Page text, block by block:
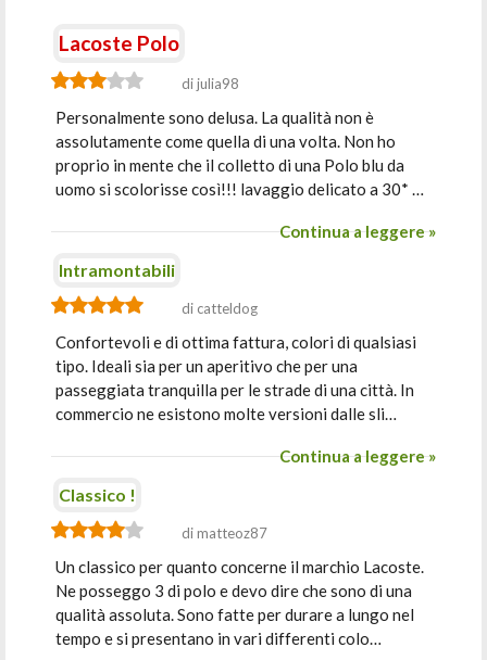
Lacoste Polo
di julia98
Personalmente sono delusa. La qualità non è
assolutamente come quella di una volta. Non ho
proprio in mente che il colletto di una Polo blu da
uomo si scolorisse così!!! lavaggio delicato a 30* …
Continua a leggere »
Intramontabili
di catteldog
Confortevoli e di ottima fattura, colori di qualsiasi
tipo. Ideali sia per un aperitivo che per una
passeggiata tranquilla per le strade di una città. In
commercio ne esistono molte versioni dalle sli…
Continua a leggere »
Classico !
di matteoz87
Un classico per quanto concerne il marchio Lacoste.
Ne posseggo 3 di polo e devo dire che sono di una
qualità assoluta. Sono fatte per durare a lungo nel
tempo e si presentano in vari differenti colo…